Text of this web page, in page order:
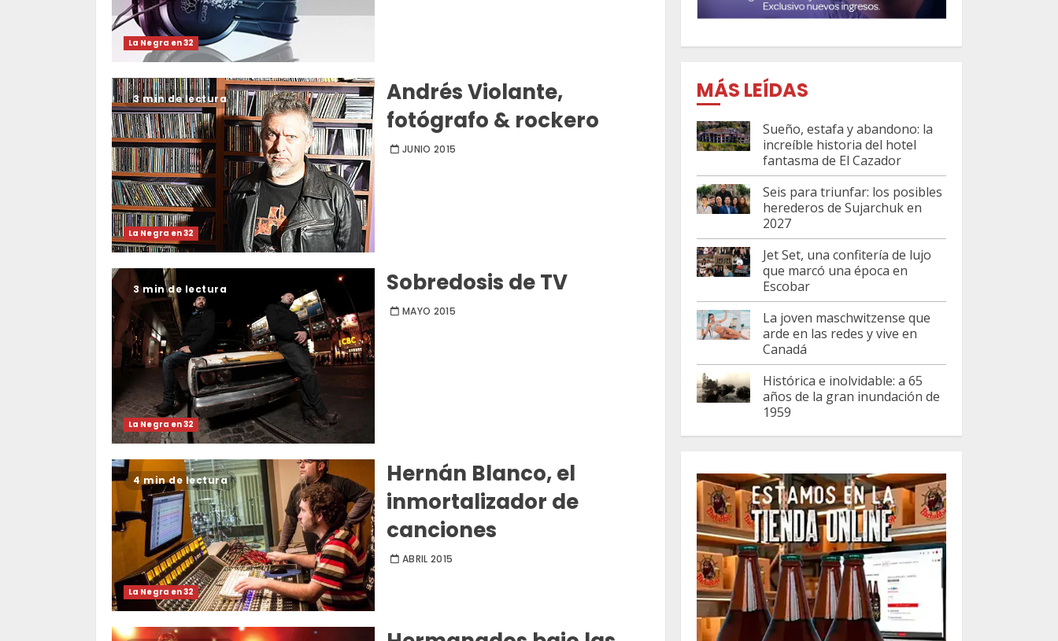
La Negra en 32
3 min de lectura
La Negra en 32
Andrés Violante,
fotógrafo & rockero
JUNIO 2015
3 min de lectura
La Negra en 32
Sobredosis de TV
MAYO 2015
4 min de lectura
La Negra en 32
Hernán Blanco, el
inmortalizador de
canciones
ABRIL 2015
MÁS LEÍDAS
Sueño, estafa y abandono: la
increíble historia del hotel
fantasma de El Cazador
Seis para triunfar: los posibles
herederos de Sujarchuk en
2027
Jet Set, una confitería de lujo
que marcó una época en
Escobar
La joven maschwitzense que
arde en las redes y vive en
Canadá
Histórica e inolvidable: a 65
años de la gran inundación de
1959